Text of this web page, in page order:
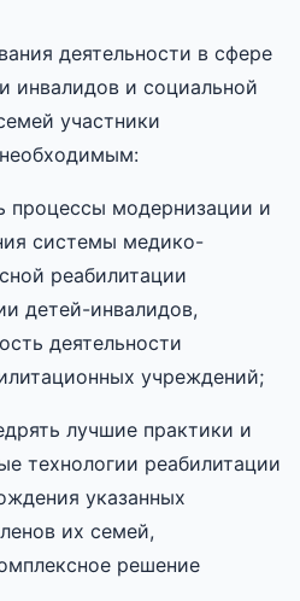
деятельности в сфере
инвалидов и социальной
участники
процессы модернизации и
системы медико-
реабилитации
детей-инвалидов,
деятельности
учреждений;
лучшие практики и
технологии реабилитации
указанных
их семей,
решение